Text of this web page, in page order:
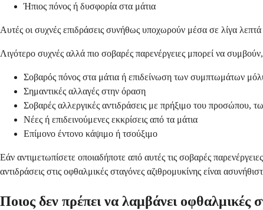
Ήπιος πόνος ή δυσφορία στα μάτια
Αυτές οι συχνές επιδράσεις συνήθως υποχωρούν μέσα σε λίγα
Λιγότερο συχνές αλλά πιο σοβαρές παρενέργειες μπορεί να συμβούν,
Σοβαρός πόνος στα μάτια ή επιδείνωση των συμπτωμάτων
Σημαντικές αλλαγές στην όραση
Σοβαρές αλλεργικές αντιδράσεις με πρήξιμο του προσώπου,
Νέες ή επιδεινούμενες εκκρίσεις από τα μάτια
Επίμονο έντονο κάψιμο ή τσούξιμο
Εάν αντιμετωπίσετε οποιαδήποτε από αυτές τις σοβαρές
αντιδράσεις στις οφθαλμικές σταγόνες αζιθρομυκίνης είναι
Ποιος δεν πρέπει να λαμβάνει οφθαλμικές